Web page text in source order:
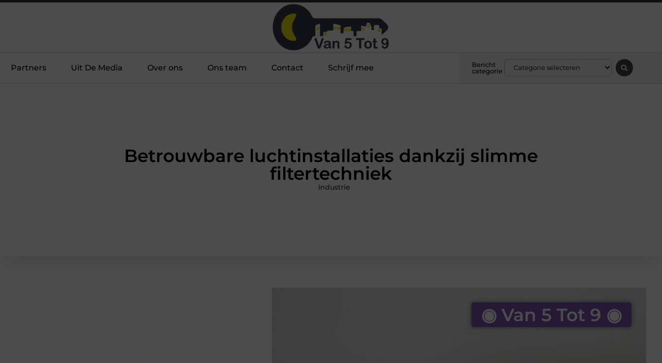
Partners Uit De Media Over ons Ons team Contact Schrijf mee
Bericht
categorie
Betrouwbare luchtinstallaties dankzij slimme
filtertechniek
Industrie
◉ Van 5 Tot 9 ◉